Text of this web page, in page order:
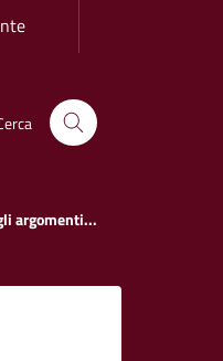
argomenti...